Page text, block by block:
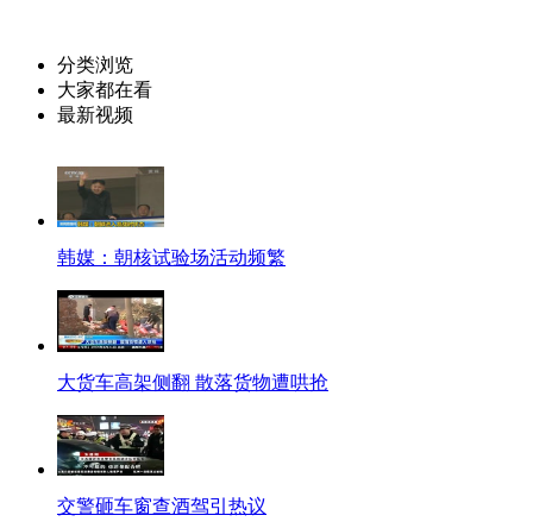
分类浏览
大家都在看
最新视频
韩媒：朝核试验场活动频繁
大货车高架侧翻 散落货物遭哄抢
交警砸车窗查酒驾引热议